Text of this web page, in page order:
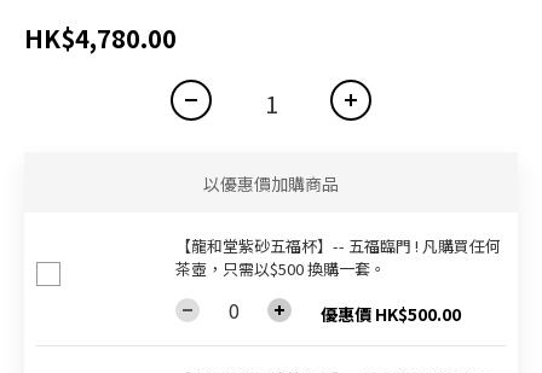
HK$4,780.00
以優惠價加購商品
【龍和堂紫砂五福杯‬】-- 五福臨門 ! 凡購買任何
茶壺，只需以$500 換購一套。
優惠價 HK$500.00